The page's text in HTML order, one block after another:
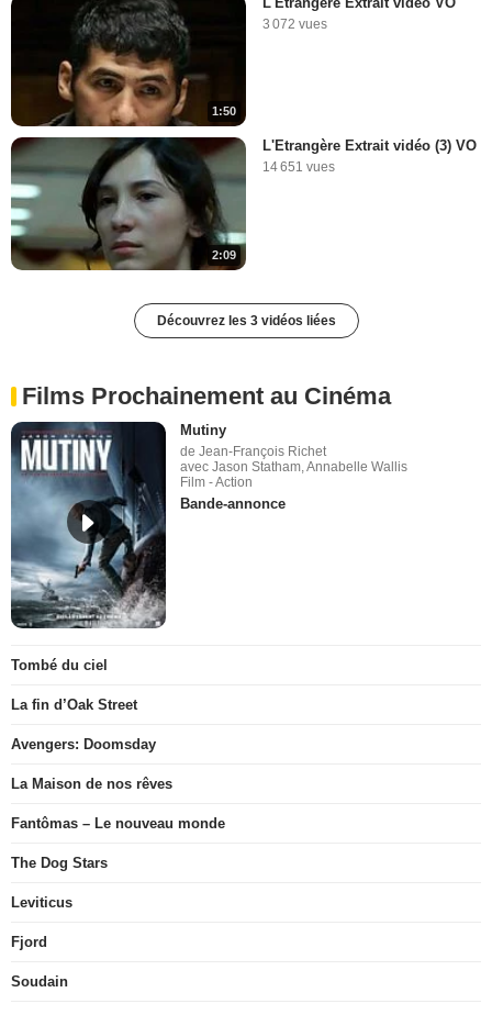
1:50
3 072 vues
2:09
L'Etrangère Extrait vidéo (3) VO
14 651 vues
Découvrez les 3 vidéos liées
Films Prochainement au Cinéma
Mutiny
de Jean-François Richet
avec Jason Statham, Annabelle Wallis
Film - Action
Bande-annonce
Tombé du ciel
La fin d’Oak Street
Avengers: Doomsday
La Maison de nos rêves
Fantômas – Le nouveau monde
The Dog Stars
Leviticus
Fjord
Soudain